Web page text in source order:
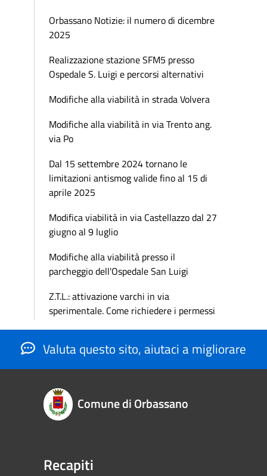
Orbassano Notizie: il numero di dicembre
2025
Realizzazione stazione SFM5 presso
Ospedale S. Luigi e percorsi alternativi
Modifiche alla viabilità in strada Volvera
Modifiche alla viabilità in via Trento ang.
via Po
Dal 15 settembre 2024 tornano le
limitazioni antismog valide fino al 15 di
aprile 2025
Modifica viabilità in via Castellazzo dal 27
giugno al 9 luglio
Modifiche alla viabilità presso il
parcheggio dell'Ospedale San Luigi
Z.T.L.: attivazione varchi in via
sperimentale. Come richiedere i permessi
Valuta questo sito, aiutaci a migliorare
Comune di Orbassano
Recapiti